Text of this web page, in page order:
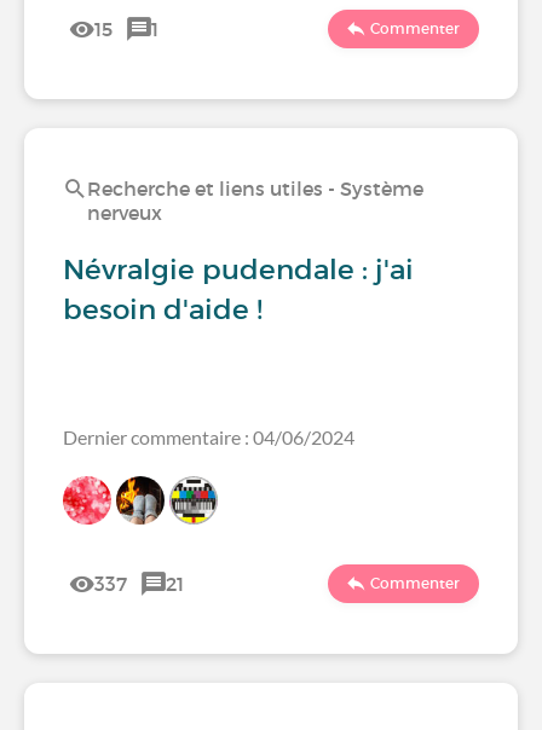
15 1 Commenter
Recherche et liens utiles - Système
nerveux
Névralgie pudendale : j'ai
besoin d'aide !
Dernier commentaire : 04/06/2024
337 21 Commenter